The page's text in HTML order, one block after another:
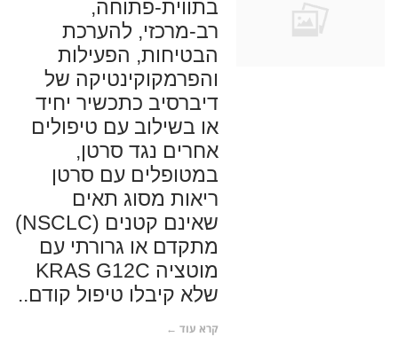
בתווית-פתוחה,
רב-מרכזי, להערכת
הבטיחות, הפעילות
והפרמקוקינטיקה של
דיברסיב כתכשיר יחיד
או בשילוב עם טיפולים
אחרים נגד סרטן,
במטופלים עם סרטן
ריאות מסוג תאים
שאינם קטנים (NSCLC)
מתקדם או גרורתי עם
מוטציה KRAS G12C
שלא קיבלו טיפול קודם..
קרא עוד ←